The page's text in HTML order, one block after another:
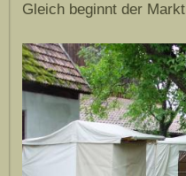
Gleich beginnt der Markt